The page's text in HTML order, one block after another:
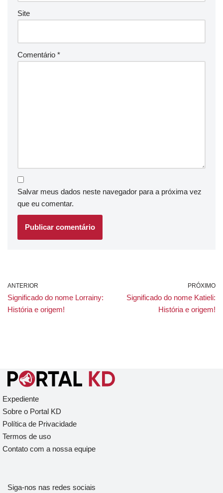
Site
Comentário *
Salvar meus dados neste navegador para a próxima vez
que eu comentar.
ANTERIOR
Significado do nome Lorrainy:
História e origem!
PRÓXIMO
Significado do nome Katieli:
História e origem!
Expediente
Sobre o Portal KD
Política de Privacidade
Termos de uso
Contato com a nossa equipe
Siga-nos nas redes sociais